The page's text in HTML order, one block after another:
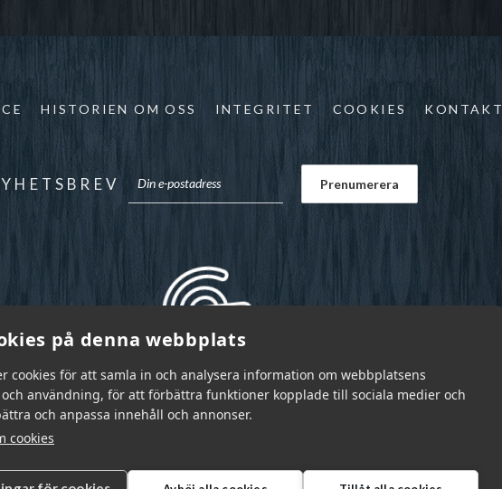
på denna webbplats
cookies för att samla in och analysera information om webbplatsens
användning, för att förbättra funktioner kopplade till sociala medier och
och anpassa innehåll och annonser.
cookies
HISTORIEN OM OSS INTEGRITET COOKIES KONTAKT